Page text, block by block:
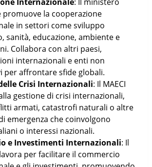
promuove la cooperazione
in settori come sviluppo
sanità, educazione, ambiente e
Collabora con altri paesi,
internazionali e enti non
per affrontare sfide globali.
Crisi Internazionali: Il MAECI
gestione di crisi internazionali,
armati, catastrofi naturali o altre
emergenza che coinvolgono
o interessi nazionali.
e Investimenti Internazionali: Il
per facilitare il commercio